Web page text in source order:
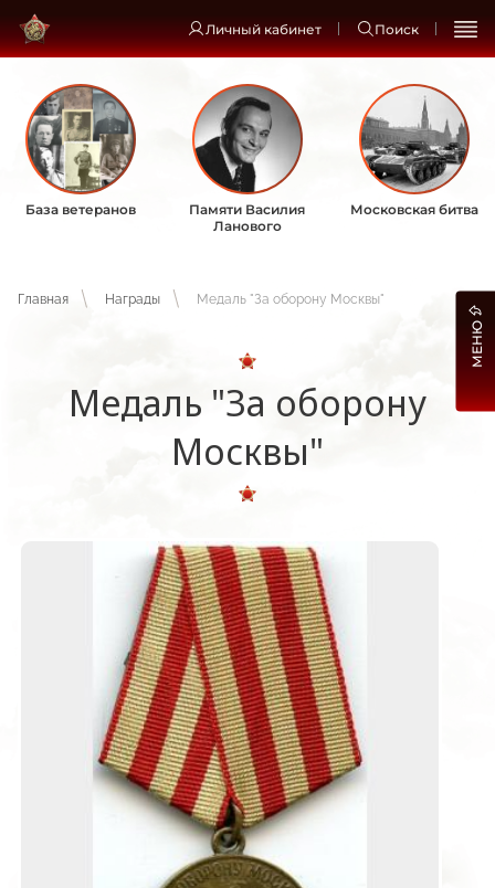
Личный кабинет Поиск
База ветеранов
Памяти Василия
Ланового
Московская битва
Главная Награды Медаль "За оборону Москвы"
Медаль "За оборону
Москвы"
МЕНЮ